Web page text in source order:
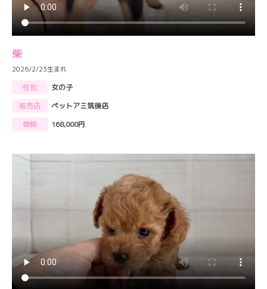
柴
2026/2/23生まれ
性別
女の子
販売店
ペットアミ筑後店
価格
168,000円